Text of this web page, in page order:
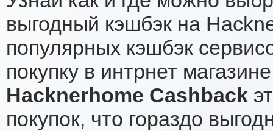
выгодный кэшбэк на
популярных кэшбэк
покупку в интрнет
Hacknerhome Cashback
покупок, что гораздо